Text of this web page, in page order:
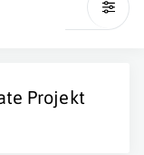
Projekt